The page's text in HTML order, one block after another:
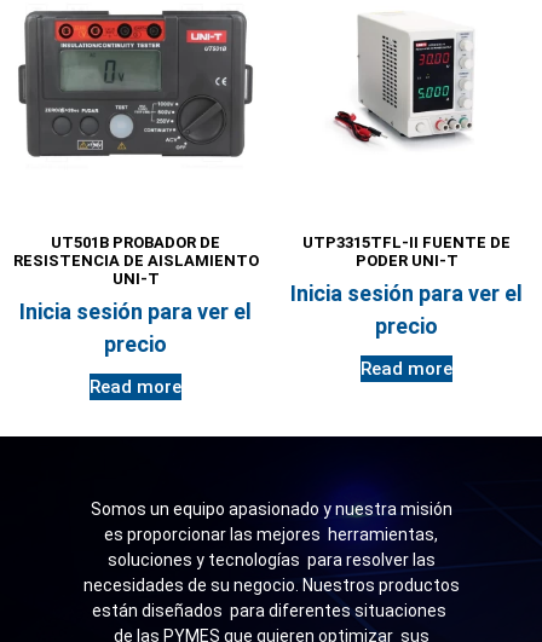
UT501B PROBADOR DE
RESISTENCIA DE AISLAMIENTO
UNI-T
Inicia sesión para ver el
precio
Read more
UTP3315TFL-II FUENTE DE
PODER UNI-T
Inicia sesión para ver el
precio
Read more
Somos un equipo apasionado y nuestra misión
es proporcionar las mejores herramientas,
soluciones y tecnologías para resolver las
necesidades de su negocio. Nuestros productos
están diseñados para diferentes situaciones
de las PYMES que quieren optimizar sus